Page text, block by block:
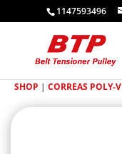
1147593496
SHOP | CORREAS POLY-V